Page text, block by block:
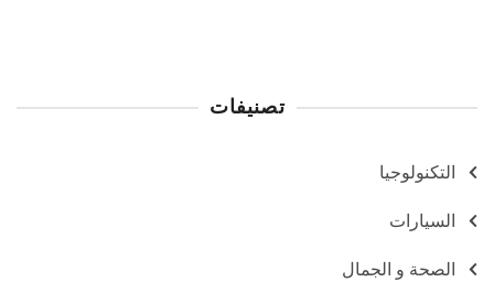
تصنيفات
التكنولوجيا
السيارات
الصحة و الجمال